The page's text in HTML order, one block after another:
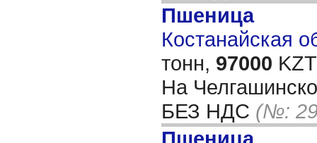
Пшеница
Костанайская
тонн, 97000
На
БЕЗ НДС (№: